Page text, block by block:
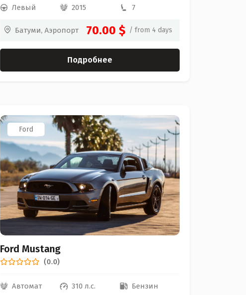
Левый
2015 7
Батуми, Аэропорт 70.00 $ / from 4 days
Подробнее
Ford
Ford Mustang
(0.0)
Автомат 310 л.с.
Бензин